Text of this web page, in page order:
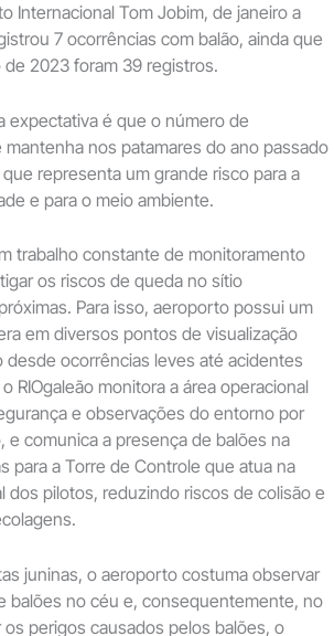
Internacional Tom Jobim, de janeiro a
7 ocorrências com balão, ainda que
2023 foram 39 registros.
expectativa é que o número de
nos patamares do ano passado
representa um grande risco para a
e para o meio ambiente.
trabalho constante de monitoramento
os riscos de queda no sítio
Para isso, aeroporto possui um
em diversos pontos de visualização
ocorrências leves até acidentes
RIOgaleão monitora a área operacional
e observações do entorno por
e comunica a presença de balões na
para a Torre de Controle que atua na
dos pilotos, reduzindo riscos de colisão e
juninas, o aeroporto costuma observar
balões no céu e, consequentemente, no
perigos causados pelos balões, o